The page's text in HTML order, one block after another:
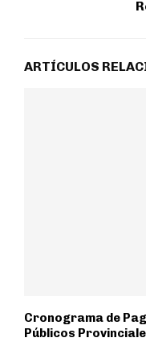
ARTÍCULOS
Cronograma de
Públicos